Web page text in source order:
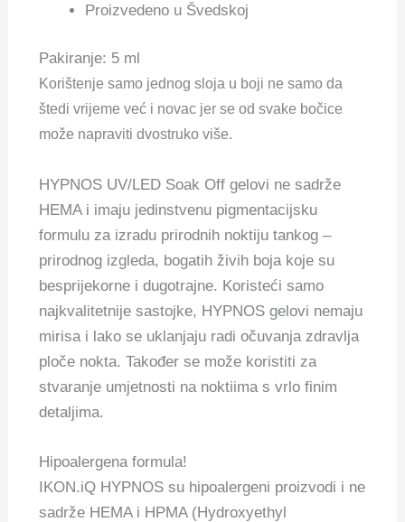
Proizvedeno u Švedskoj
Pakiranje: 5 ml
Korištenje samo jednog sloja u boji ne samo da
štedi vrijeme već i novac jer se od svake bočice
može napraviti dvostruko više.
HYPNOS UV/LED Soak Off gelovi ne sadrže
HEMA i imaju jedinstvenu pigmentacijsku
formulu za izradu prirodnih noktiju tankog –
prirodnog izgleda, bogatih živih boja koje su
besprijekorne i dugotrajne. Koristeći samo
najkvalitetnije sastojke, HYPNOS gelovi nemaju
mirisa i lako se uklanjaju radi očuvanja zdravlja
ploče nokta. Također se može koristiti za
stvaranje umjetnosti na noktiima s vrlo finim
detaljima.
Hipoalergena formula!
IKON.iQ HYPNOS su hipoalergeni proizvodi i ne
sadrže HEMA i HPMA (Hydroxyethyl